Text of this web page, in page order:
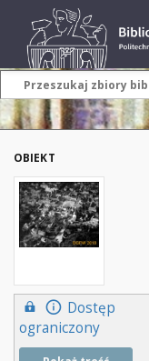
OBIEKT
Dostęp
ograniczony